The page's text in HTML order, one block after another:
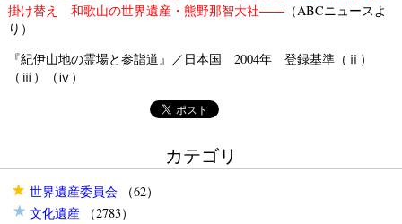
掛け替え 和歌山の世界遺産・熊野那智大社――（ABCニュースよ
り）
『紀伊山地の霊場と参詣道』／日本国 2004年 登録基準（ⅱ）
（ⅲ）（ⅳ）
カテゴリ
世界遺産委員会（62）
文化遺産（2783）